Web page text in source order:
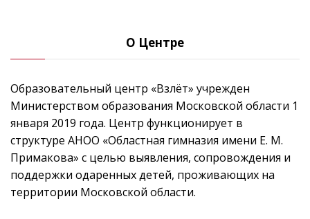
О Центре
Образовательный центр «Взлёт» учрежден
Министерством образования Московской области 1
января 2019 года. Центр функционирует в
структуре АНОО «Областная гимназия имени Е. М.
Примакова» с целью выявления, сопровождения и
поддержки одаренных детей, проживающих на
территории Московской области.